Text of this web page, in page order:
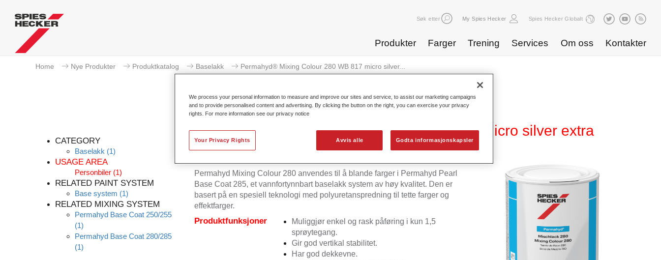
Søk etter My Spies Hecker Spies Hecker Globalt
Produkter Farger Trening Services Om oss Kontakter
Home Nye Produkter Produktkatalog Baselakk Permahyd® Mixing Colour 280 WB 817 micro silver...
CATEGORY
Baselakk (1)
USAGE AREA
Personbiler (1)
RELATED PAINT SYSTEM
Base system (1)
RELATED MIXING SYSTEM
Permahyd Base Coat 250/255
(1)
Permahyd Base Coat 280/285
(1)
Permahyd® Mixing Colour 280 WB 817 micro silver extra
Permahyd Mixing Colour 280 anvendes til å blande farger i Permahyd Pearl
Base Coat 285, et vannfortynnbart baselakk system av høy kvalitet. Den er
basert på en spesiell teknologi med polyuretanspredning til tette farger og
effektfarger.
Produktfunksjoner
Muliggjør enkel og rask påføring i kun 1,5
sprøytegang.
Gir god vertikal stabilitet.
Har god dekkevne.
We process your personal information to measure and improve our sites and service, to assist our marketing campaigns
and to provide personalised content and advertising. By clicking the button on the right, you can exercise your privacy
rights. For more information see our privacy notice
Avvis alle Godta informasjonskapsler
Your Privacy Rights